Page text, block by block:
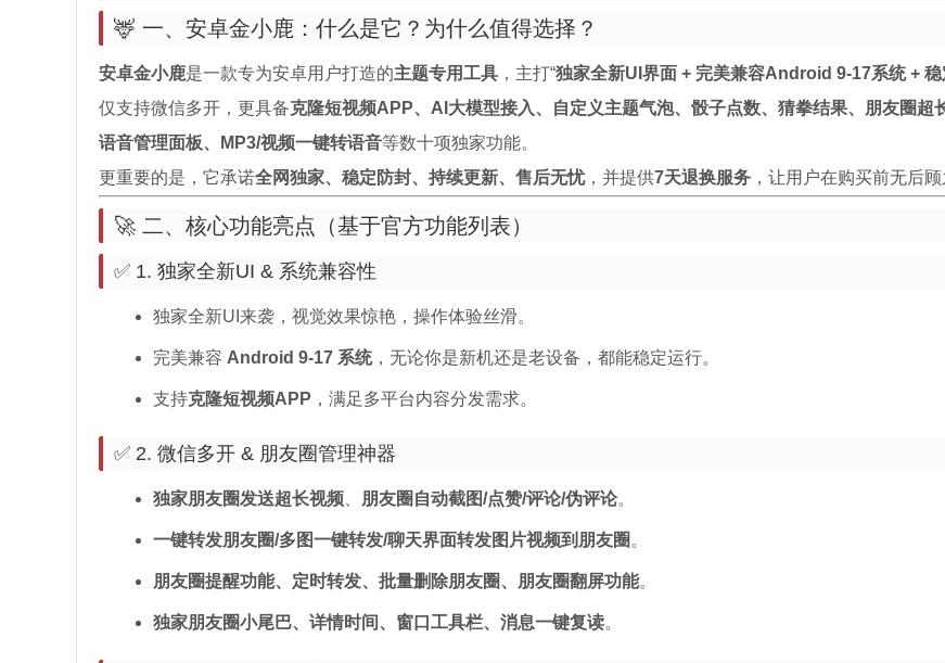
🦌 一、安卓金小鹿：什么是它？为什么值得选择？
安卓金小鹿是一款专为安卓用户打造的主题专用工具，主打“独家全新UI界面 + 完美兼容Android 9-17系统 + 稳
仅支持微信多开，更具备克隆短视频APP、AI大模型接入、自定义主题气泡、骰子点数、猜拳结果、朋友圈超
语音管理面板、MP3/视频一键转语音等数十项独家功能。
更重要的是，它承诺全网独家、稳定防封、持续更新、售后无忧，并提供7天退换服务，让用户在购买前无后顾
🚀 二、核心功能亮点（基于官方功能列表）
✅ 1. 独家全新UI & 系统兼容性
独家全新UI来袭，视觉效果惊艳，操作体验丝滑。
完美兼容 Android 9-17 系统，无论你是新机还是老设备，都能稳定运行。
支持克隆短视频APP ，满足多平台内容分发需求。
✅ 2. 微信多开 & 朋友圈管理神器
独家朋友圈发送超长视频、 朋友圈自动截图/点赞/评论/伪评论。
一键转发朋友圈/多图一键转发/聊天界面转发图片视频到朋友圈 。
朋友圈提醒功能、定时转发、批量删除朋友圈、朋友圈翻屏功能。
独家朋友圈小尾巴、详情时间、窗口工具栏、消息一键复读。